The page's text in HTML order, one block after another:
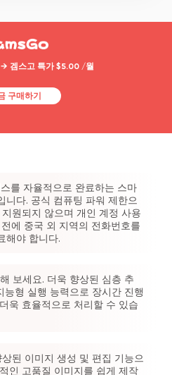
일을 업로드하여 요약, 데이
설명 가능
작에 자주 사용하신다면 이
시다면, 정확한 정보 찾기와
할 때 왜 GamsGo를
, 신뢰할 수 있기 때문입니
독은 월 $20입니다.
Plus 계정을 구매하면
단계만 거치면 바로
수 있습니다. 문제가 생기면
겜스고 특가 $5.00 /월
구매하기
를 자율적으로 완료하는 스마
니다. 공식 컴퓨팅 파워 제한으
원되지 않으며 개인 계정 사용
에 중국 외 지역의 전화번호를
해야 합니다.
보세요. 더욱 향상된 심층 추
능형 실행 능력으로 장시간 진행
욱 효율적으로 처리할 수 있습
된 이미지 생성 및 편집 기능으
인 고품질 이미지를 쉽게 제작